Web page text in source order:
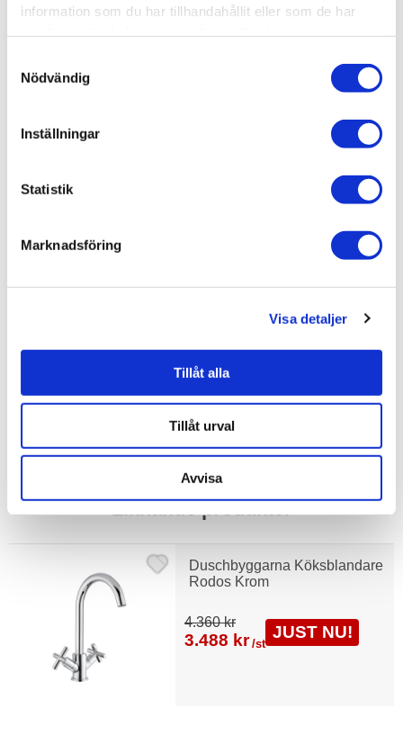
information som du har tillhandahållit eller som de har
Nödvändig
Inställningar
Statistik
Marknadsföring
Visa detaljer
Tillåt alla
Tillåt urval
Avvisa
Duschbyggarna/SQARP/Monteringsanvisning (sv) 6382RA-
Duschbyggarna/SQARP/Teknisk ritning (sv) 6382RA-DB-
2.pdf
ndare standard
Liknande produkter
Duschbyggarna Köksblandare
Rodos Krom
4.360 kr
3.488 kr /st
JUST NU!